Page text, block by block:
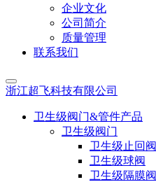
企业文化
公司简介
质量管理
联系我们
浙江超飞科技有限公司
卫生级阀门&管件产品
卫生级阀门
卫生级止回阀
卫生级球阀
卫生级隔膜阀